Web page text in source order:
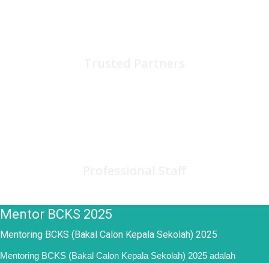
Mentor BCKS 2025
Mentoring BCKS (Bakal Calon Kepala Sekolah) 2025
Mentoring BCKS (Bakal Calon Kepala Sekolah) 2025 adalah